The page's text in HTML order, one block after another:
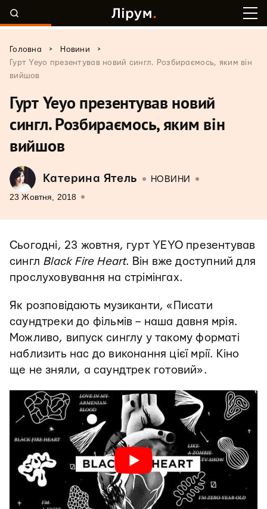
Головна > Новини
>
Гурт Yeyo презентував новий сингл. Розбираємось, яким він
вийшов
Гурт Yeyo презентував новий
сингл. Розбираємось, яким він
вийшов
Катерина Ятель НОВИНИ
23 Жовтня, 2018
Сьогодні, 23 жовтня, гурт YEYO презентував
сингл Black Fire Heart. Він вже доступний для
прослуховування на стрімінгах.
Як розповідають музиканти, «Писати
саундтреки до фільмів – наша давня мрія.
Можливо, випуск синглу у такому форматі
наблизить нас до виконання цієї мрії. Кіно
ще не зняли, а саундтрек готовий».